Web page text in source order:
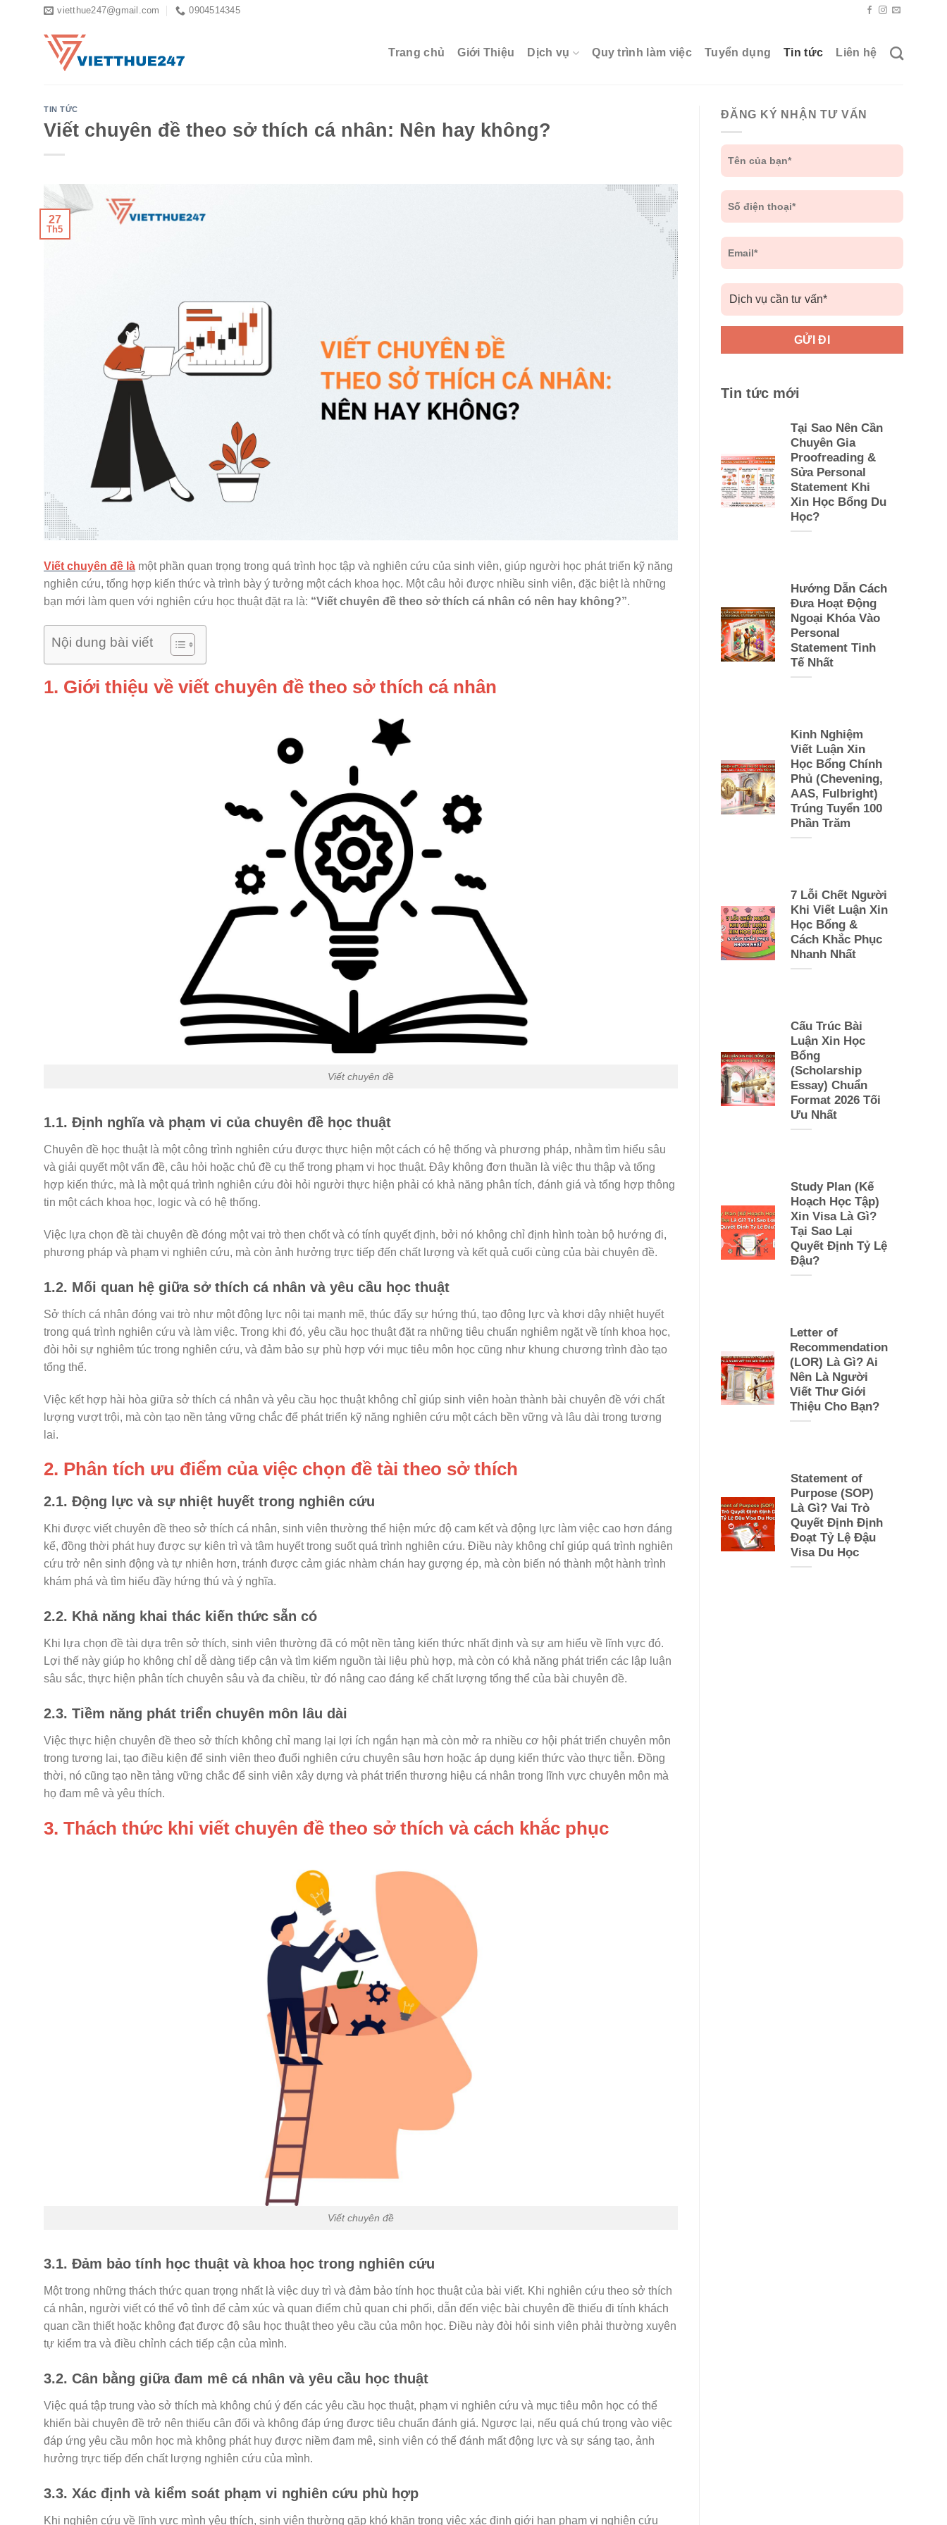
vietthue247@gmail.com 0904514345
Trang chủ Giới Thiệu Dịch vụ Quy trình làm việc Tuyển dụng Tin tức Liên hệ
TIN TỨC
Viết chuyên đề theo sở thích cá nhân: Nên hay không?
27
Th5
Viết chuyên đề là một phần quan trọng trong quá trình học tập và nghiên cứu của sinh viên, giúp người học phát triển kỹ năng
nghiên cứu, tổng hợp kiến thức và trình bày ý tưởng một cách khoa học. Một câu hỏi được nhiều sinh viên, đặc biệt là những
bạn mới làm quen với nghiên cứu học thuật đặt ra là: “Viết chuyên đề theo sở thích cá nhân có nên hay không?”.
Nội dung bài viết
1. Giới thiệu về viết chuyên đề theo sở thích cá nhân
Viết chuyên đề
1.1. Định nghĩa và phạm vi của chuyên đề học thuật
Chuyên đề học thuật là một công trình nghiên cứu được thực hiện một cách có hệ thống và phương pháp, nhằm tìm hiểu sâu
và giải quyết một vấn đề, câu hỏi hoặc chủ đề cụ thể trong phạm vi học thuật. Đây không đơn thuần là việc thu thập và tổng
hợp kiến thức, mà là một quá trình nghiên cứu đòi hỏi người thực hiện phải có khả năng phân tích, đánh giá và tổng hợp thông
tin một cách khoa học, logic và có hệ thống.
Việc lựa chọn đề tài chuyên đề đóng một vai trò then chốt và có tính quyết định, bởi nó không chỉ định hình toàn bộ hướng đi,
phương pháp và phạm vi nghiên cứu, mà còn ảnh hưởng trực tiếp đến chất lượng và kết quả cuối cùng của bài chuyên đề.
1.2. Mối quan hệ giữa sở thích cá nhân và yêu cầu học thuật
Sở thích cá nhân đóng vai trò như một động lực nội tại mạnh mẽ, thúc đẩy sự hứng thú, tạo động lực và khơi dậy nhiệt huyết
trong quá trình nghiên cứu và làm việc. Trong khi đó, yêu cầu học thuật đặt ra những tiêu chuẩn nghiêm ngặt về tính khoa học,
đòi hỏi sự nghiêm túc trong nghiên cứu, và đảm bảo sự phù hợp với mục tiêu môn học cũng như khung chương trình đào tạo
tổng thể.
Việc kết hợp hài hòa giữa sở thích cá nhân và yêu cầu học thuật không chỉ giúp sinh viên hoàn thành bài chuyên đề với chất
lượng vượt trội, mà còn tạo nền tảng vững chắc để phát triển kỹ năng nghiên cứu một cách bền vững và lâu dài trong tương
lai.
2. Phân tích ưu điểm của việc chọn đề tài theo sở thích
2.1. Động lực và sự nhiệt huyết trong nghiên cứu
Khi được viết chuyên đề theo sở thích cá nhân, sinh viên thường thể hiện mức độ cam kết và động lực làm việc cao hơn đáng
kể, đồng thời phát huy được sự kiên trì và tâm huyết trong suốt quá trình nghiên cứu. Điều này không chỉ giúp quá trình nghiên
cứu trở nên sinh động và tự nhiên hơn, tránh được cảm giác nhàm chán hay gượng ép, mà còn biến nó thành một hành trình
khám phá và tìm hiểu đầy hứng thú và ý nghĩa.
2.2. Khả năng khai thác kiến thức sẵn có
Khi lựa chọn đề tài dựa trên sở thích, sinh viên thường đã có một nền tảng kiến thức nhất định và sự am hiểu về lĩnh vực đó.
Lợi thế này giúp họ không chỉ dễ dàng tiếp cận và tìm kiếm nguồn tài liệu phù hợp, mà còn có khả năng phát triển các lập luận
sâu sắc, thực hiện phân tích chuyên sâu và đa chiều, từ đó nâng cao đáng kể chất lượng tổng thể của bài chuyên đề.
2.3. Tiềm năng phát triển chuyên môn lâu dài
Việc thực hiện chuyên đề theo sở thích không chỉ mang lại lợi ích ngắn hạn mà còn mở ra nhiều cơ hội phát triển chuyên môn
trong tương lai, tạo điều kiện để sinh viên theo đuổi nghiên cứu chuyên sâu hơn hoặc áp dụng kiến thức vào thực tiễn. Đồng
thời, nó cũng tạo nền tảng vững chắc để sinh viên xây dựng và phát triển thương hiệu cá nhân trong lĩnh vực chuyên môn mà
họ đam mê và yêu thích.
3. Thách thức khi viết chuyên đề theo sở thích và cách khắc phục
Viết chuyên đề
3.1. Đảm bảo tính học thuật và khoa học trong nghiên cứu
Một trong những thách thức quan trọng nhất là việc duy trì và đảm bảo tính học thuật của bài viết. Khi nghiên cứu theo sở thích
cá nhân, người viết có thể vô tình để cảm xúc và quan điểm chủ quan chi phối, dẫn đến việc bài chuyên đề thiếu đi tính khách
quan cần thiết hoặc không đạt được độ sâu học thuật theo yêu cầu của môn học. Điều này đòi hỏi sinh viên phải thường xuyên
tự kiểm tra và điều chỉnh cách tiếp cận của mình.
3.2. Cân bằng giữa đam mê cá nhân và yêu cầu học thuật
Việc quá tập trung vào sở thích mà không chú ý đến các yêu cầu học thuật, phạm vi nghiên cứu và mục tiêu môn học có thể
khiến bài chuyên đề trở nên thiếu cân đối và không đáp ứng được tiêu chuẩn đánh giá. Ngược lại, nếu quá chú trọng vào việc
đáp ứng yêu cầu môn học mà không phát huy được niềm đam mê, sinh viên có thể đánh mất động lực và sự sáng tạo, ảnh
hưởng trực tiếp đến chất lượng nghiên cứu của mình.
3.3. Xác định và kiểm soát phạm vi nghiên cứu phù hợp
Khi nghiên cứu về lĩnh vực mình yêu thích, sinh viên thường gặp khó khăn trong việc xác định giới hạn phạm vi nghiên cứu
ĐĂNG KÝ NHẬN TƯ VẤN
Tin tức mới
Tại Sao Nên Cần
Chuyên Gia
Proofreading &
Sửa Personal
Statement Khi
Xin Học Bổng Du
Học?
Hướng Dẫn Cách
Đưa Hoạt Động
Ngoại Khóa Vào
Personal
Statement Tinh
Tế Nhất
Kinh Nghiệm
Viết Luận Xin
Học Bổng Chính
Phủ (Chevening,
AAS, Fulbright)
Trúng Tuyển 100
Phần Trăm
7 Lỗi Chết Người
Khi Viết Luận Xin
Học Bổng &
Cách Khắc Phục
Nhanh Nhất
Cấu Trúc Bài
Luận Xin Học
Bổng
(Scholarship
Essay) Chuẩn
Format 2026 Tối
Ưu Nhất
Study Plan (Kế
Hoạch Học Tập)
Xin Visa Là Gì?
Tại Sao Lại
Quyết Định Tỷ Lệ
Đậu?
Letter of
Recommendation
(LOR) Là Gì? Ai
Nên Là Người
Viết Thư Giới
Thiệu Cho Bạn?
Statement of
Purpose (SOP)
Là Gì? Vai Trò
Quyết Định Định
Đoạt Tỷ Lệ Đậu
Visa Du Học